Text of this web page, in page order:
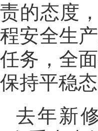
责的态度
程安全生
任务，全
保持平稳态
去年新